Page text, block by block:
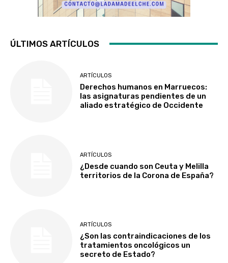
ÚLTIMOS ARTÍCULOS
ARTÍCULOS
Derechos humanos en Marruecos:
las asignaturas pendientes de un
aliado estratégico de Occidente
ARTÍCULOS
¿Desde cuando son Ceuta y Melilla
territorios de la Corona de España?
ARTÍCULOS
¿Son las contraindicaciones de los
tratamientos oncológicos un
secreto de Estado?